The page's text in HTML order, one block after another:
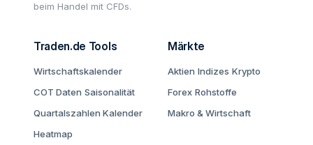
beim Handel mit CFDs.
Traden.de Tools
Wirtschaftskalender
COT Daten Saisonalität
Quartalszahlen Kalender
Heatmap
Märkte
Aktien Indizes Krypto
Forex Rohstoffe
Makro & Wirtschaft